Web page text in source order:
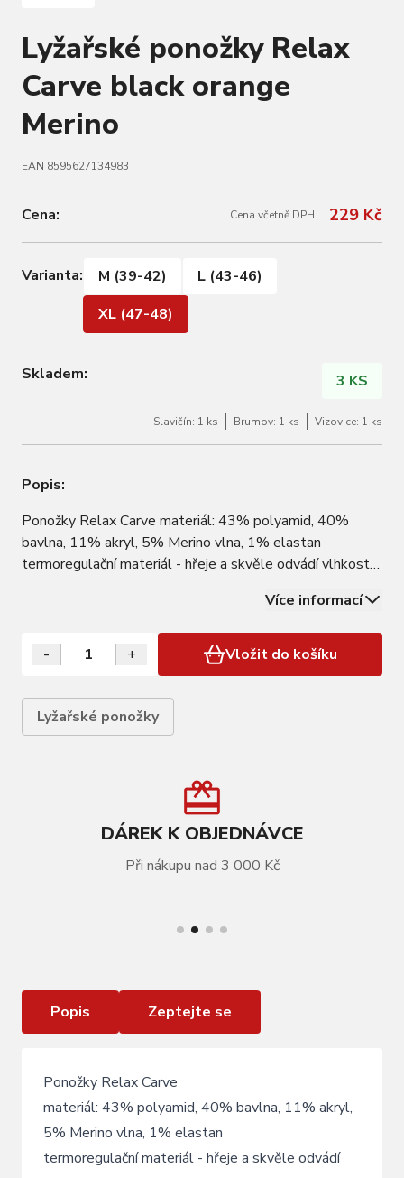
Lyžařské ponožky Relax
Carve black orange
Merino
EAN 8595627134983
Cena: Cena včetně DPH 229 Kč
Varianta: M (39-42)
L (43-46)
XL (47-48)
Skladem: 3 KS
Slavičín: 1 ks Brumov: 1 ks Vizovice: 1 ks
Popis:
Ponožky Relax Carve materiál: 43% polyamid, 40%
bavlna, 11% akryl, 5% Merino vlna, 1% elastan
termoregulační materiál - hřeje a skvěle odvádí vlhkost
elastický lem WRAP-X - zesílení v oblasti Achillové
šlachy SOLE PAD - zesílení v oblasti prstů a paty G…
Více informací
- + Vložit do košíku
Lyžařské ponožky
DÁREK K OBJEDNÁVCE
Při nákupu nad 3 000 Kč
Lyžařské ponožky Relax Carve black orange
Popis Zeptejte se
Ponožky Relax Carve
materiál: 43% polyamid, 40% bavlna, 11% akryl,
5% Merino vlna, 1% elastan
termoregulační materiál - hřeje a skvěle odvádí